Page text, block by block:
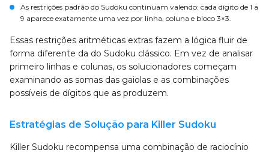
As restrições padrão do Sudoku continuam valendo: cada dígito de 1 a
9 aparece exatamente uma vez por linha, coluna e bloco 3×3.
Essas restrições aritméticas extras fazem a lógica fluir de
forma diferente da do Sudoku clássico. Em vez de analisar
primeiro linhas e colunas, os solucionadores começam
examinando as somas das gaiolas e as combinações
possíveis de dígitos que as produzem.
Estratégias de Solução para Killer Sudoku
Killer Sudoku recompensa uma combinação de raciocínio